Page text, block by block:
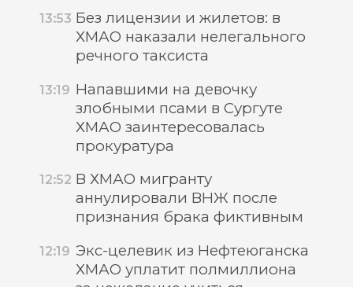
13:53 Без лицензии и жилетов: в
ХМАО наказали нелегального
речного таксиста
13:19 Напавшими на девочку
злобными псами в Сургуте
ХМАО заинтересовалась
прокуратура
12:52 В ХМАО мигранту
аннулировали ВНЖ после
признания брака фиктивным
12:19 Экс-целевик из Нефтеюганска
ХМАО уплатит полмиллиона